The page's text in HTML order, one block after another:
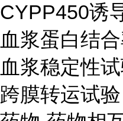
CYPP450诱
血浆蛋白结
血浆稳定性
跨膜转运试验